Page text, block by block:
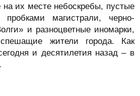
их месте небоскребы, пустые
магистрали, черно-
и разноцветные иномарки,
жители города. Как
и десятилетия назад – в